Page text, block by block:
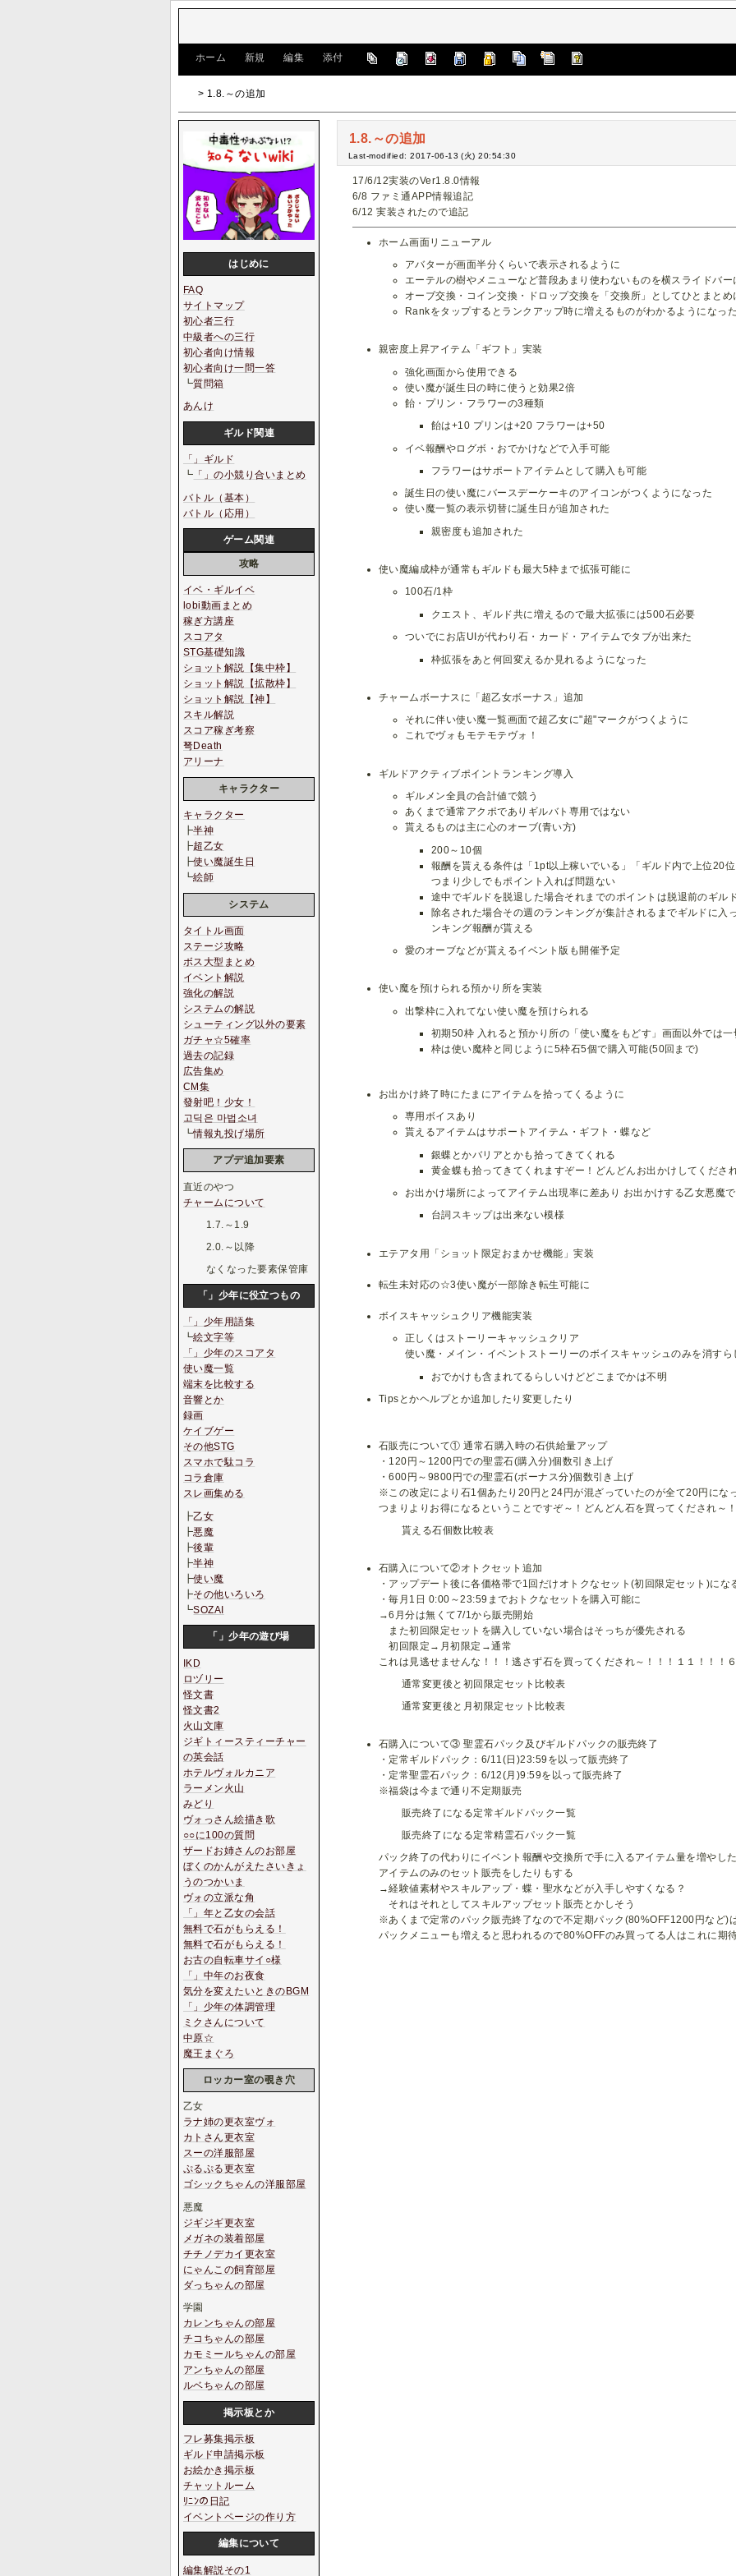
ホーム 新規 編集 添付
> 1.8.～の追加
1.8.～の追加
Last-modified: 2017-06-13 (火) 20:54:30
17/6/12実装のVer1.8.0情報
6/8 ファミ通APP情報追記
6/12 実装されたので追記
ホーム画面リニューアル
アバターが画面半分くらいで表示されるように
エーテルの樹やメニューなど普段あまり使わないものを横スライドバー
オーブ交換・コイン交換・ドロップ交換を「交換所」としてひとまとめ
Rankをタップするとランクアップ時に増えるものがわかるようになった
親密度上昇アイテム「ギフト」実装
強化画面から使用できる
使い魔が誕生日の時に使うと効果2倍
飴・プリン・フラワーの3種類
飴は+10 プリンは+20 フラワーは+50
イベ報酬やログボ・おでかけなどで入手可能
フラワーはサポートアイテムとして購入も可能
誕生日の使い魔にバースデーケーキのアイコンがつくようになった
使い魔一覧の表示切替に誕生日が追加された
親密度も追加された
使い魔編成枠が通常もギルドも最大5枠まで拡張可能に
100石/1枠
クエスト、ギルド共に増えるので最大拡張には500石必要
ついでにお店UIが代わり石・カード・アイテムでタブが出来た
枠拡張をあと何回変えるか見れるようになった
チャームボーナスに「超乙女ボーナス」追加
それに伴い使い魔一覧画面で超乙女に"超"マークがつくように
これでヴォもモテモテヴォ！
ギルドアクティブポイントランキング導入
ギルメン全員の合計値で競う
あくまで通常アクポでありギルバト専用ではない
貰えるものは主に心のオーブ(青い方)
200～10個
報酬を貰える条件は「1pt以上稼いでいる」「ギルド内で上位20位
つまり少しでもポイント入れば問題ない
途中でギルドを脱退した場合それまでのポイントは脱退前のギル
除名された場合その週のランキングが集計されるまでギルドに入
ンキング報酬が貰える
愛のオーブなどが貰えるイベント版も開催予定
使い魔を預けられる預かり所を実装
出撃枠に入れてない使い魔を預けられる
初期50枠 入れると預かり所の「使い魔をもどす」画面以外では
枠は使い魔枠と同じように5枠石5個で購入可能(50回まで)
お出かけ終了時にたまにアイテムを拾ってくるように
専用ボイスあり
貰えるアイテムはサポートアイテム・ギフト・蝶など
銀蝶とかバリアとかも拾ってきてくれる
黄金蝶も拾ってきてくれますぞー！どんどんお出かけしてくださ
お出かけ場所によってアイテム出現率に差あり お出かけする乙女悪魔
台詞スキップは出来ない模様
エテアタ用「ショット限定おまかせ機能」実装
転生未対応の☆3使い魔が一部除き転生可能に
ボイスキャッシュクリア機能実装
正しくはストーリーキャッシュクリア
使い魔・メイン・イベントストーリーのボイスキャッシュのみを消すら
おでかけも含まれてるらしいけどどこまでかは不明
Tipsとかヘルプとか追加したり変更したり
石販売について① 通常石購入時の石供給量アップ
・120円～1200円での聖霊石(購入分)個数引き上げ
・600円～9800円での聖霊石(ボーナス分)個数引き上げ
※この改定により石1個あたり20円と24円が混ざっていたのが全て20円にな
つまりよりお得になるということですぞ～！どんどん石を買ってくだされ～
貰える石個数比較表
石購入について②オトクセット追加
・アップデート後に各価格帯で1回だけオトクなセット(初回限定セット)にな
・毎月1日 0:00～23:59までおトクなセットを購入可能に
→6月分は無くて7/1から販売開始
また初回限定セットを購入していない場合はそっちが優先される
初回限定→月初限定→通常
これは見逃せませんな！！！逃さず石を買ってくだされ～！！！１１！！！
通常変更後と初回限定セット比較表
通常変更後と月初限定セット比較表
石購入について③ 聖霊石パック及びギルドパックの販売終了
・定常ギルドパック：6/11(日)23:59を以って販売終了
・定常聖霊石パック：6/12(月)9:59を以って販売終了
※福袋は今まで通り不定期販売
販売終了になる定常ギルドパック一覧
販売終了になる定常精霊石パック一覧
パック終了の代わりにイベント報酬や交換所で手に入るアイテム量を増やし
アイテムのみのセット販売をしたりもする
→経験値素材やスキルアップ・蝶・聖水などが入手しやすくなる？
それはそれとしてスキルアップセット販売とかしそう
※あくまで定常のパック販売終了なので不定期パック(80%OFF1200円など)
パックメニューも増えると思われるので80%OFFのみ買ってる人はこれに期
はじめに
FAQ
サイトマップ
初心者三行
中級者への三行
初心者向け情報
初心者向け一問一答
┗質問箱
あんけ
ギルド関連
「」ギルド
┗ 「」の小競り合いまとめ
バトル（基本）
バトル（応用）
ゲーム関連
攻略
イベ・ギルイベ
lobi動画まとめ
稼ぎ方講座
スコアタ
STG基礎知識
ショット解説【集中枠】
ショット解説【拡散枠】
ショット解説【神】
スキル解説
スコア稼ぎ考察
弩Death
アリーナ
キャラクター
キャラクター
┣半神
┣超乙女
┣使い魔誕生日
┗絵師
システム
タイトル画面
ステージ攻略
ボス大型まとめ
イベント解説
強化の解説
システムの解説
シューティング以外の要素
ガチャ☆5確率
過去の記録
広告集め
CM集
發射吧！少女！
고딕은 마법소녀
┗情報丸投げ場所
アプデ追加要素
直近のやつ
チャームについて
1.7.～1.9
2.0.～以降
なくなった要素保管庫
「」少年に役立つもの
「」少年用語集
┗絵文字等
「」少年のスコアタ
使い魔一覧
端末を比較する
音響とか
録画
ケイブゲー
その他STG
スマホで駄コラ
コラ倉庫
スレ画集める
┣乙女
┣悪魔
┣後輩
┣半神
┣使い魔
┣その他いろいろ
┗SOZAI
「」少年の遊び場
IKD
ロヅリー
怪文書
怪文書2
火山文庫
ジギトィースティーチャー
の英会話
ホテルヴォルカニア
ラーメン火山
みどり
ヴォっさん絵描き歌
○○に100の質問
ザードお姉さんのお部屋
ぼくのかんがえたさいきょ
うのつかいま
ヴォの立派な角
「」年と乙女の会話
無料で石がもらえる！
無料で石がもらえる！
お古の自転車サイ○様
「」中年のお夜食
気分を変えたいときのBGM
「」少年の体調管理
ミクさんについて
中原☆
魔王まぐろ
ロッカー室の覗き穴
乙女
ラナ姉の更衣室ヴォ
カトさん更衣室
スーの洋服部屋
ぷるぷる更衣室
ゴシックちゃんの洋服部屋
悪魔
ジギジギ更衣室
メガネの装着部屋
チチノデカイ更衣室
にゃんこの飼育部屋
ダっちゃんの部屋
学園
カレンちゃんの部屋
チコちゃんの部屋
カモミールちゃんの部屋
アンちゃんの部屋
ルベちゃんの部屋
掲示板とか
フレ募集掲示板
ギルド申請掲示板
お絵かき掲示板
チャットルーム
ﾘﾆﾝの日記
イベントページの作り方
編集について
編集解説その1